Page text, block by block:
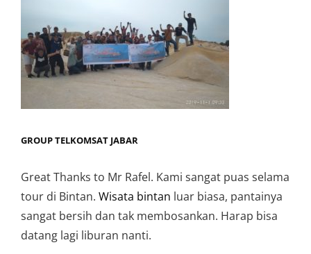
GROUP TELKOMSAT JABAR
Great Thanks to Mr Rafel. Kami sangat puas selama
tour di Bintan. Wisata bintan luar biasa, pantainya
sangat bersih dan tak membosankan. Harap bisa
datang lagi liburan nanti.